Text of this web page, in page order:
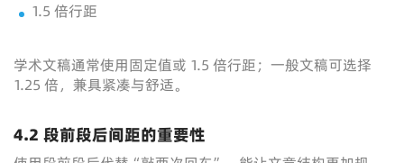
1.5 倍行距
学术文稿通常使用固定值或 1.5 倍行距；一般文稿可选择
1.25 倍，兼具紧凑与舒适。
4.2 段前段后间距的重要性